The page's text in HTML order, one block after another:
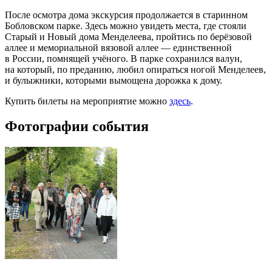
После осмотра дома экскурсия продолжается в старинном
Бобловском парке. Здесь можно увидеть места, где стояли
Старый и Новый дома Менделеева, пройтись по берёзовой
аллее и мемориальной вязовой аллее — единственной
в России, помнящей учёного. В парке сохранился валун,
на который, по преданию, любил опираться ногой Менделеев,
и булыжники, которыми вымощена дорожка к дому.
Купить билеты на мероприятие можно здесь.
Фотографии события